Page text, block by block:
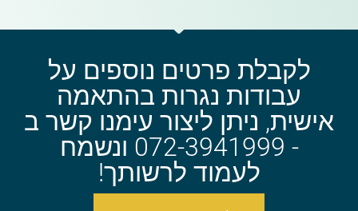
לקבלת פרטים נוספים על
עבודות נגרות בהתאמה
אישית, ניתן ליצור עימנו קשר ב
- 072-3941999 ונשמח
לעמוד לרשותך!